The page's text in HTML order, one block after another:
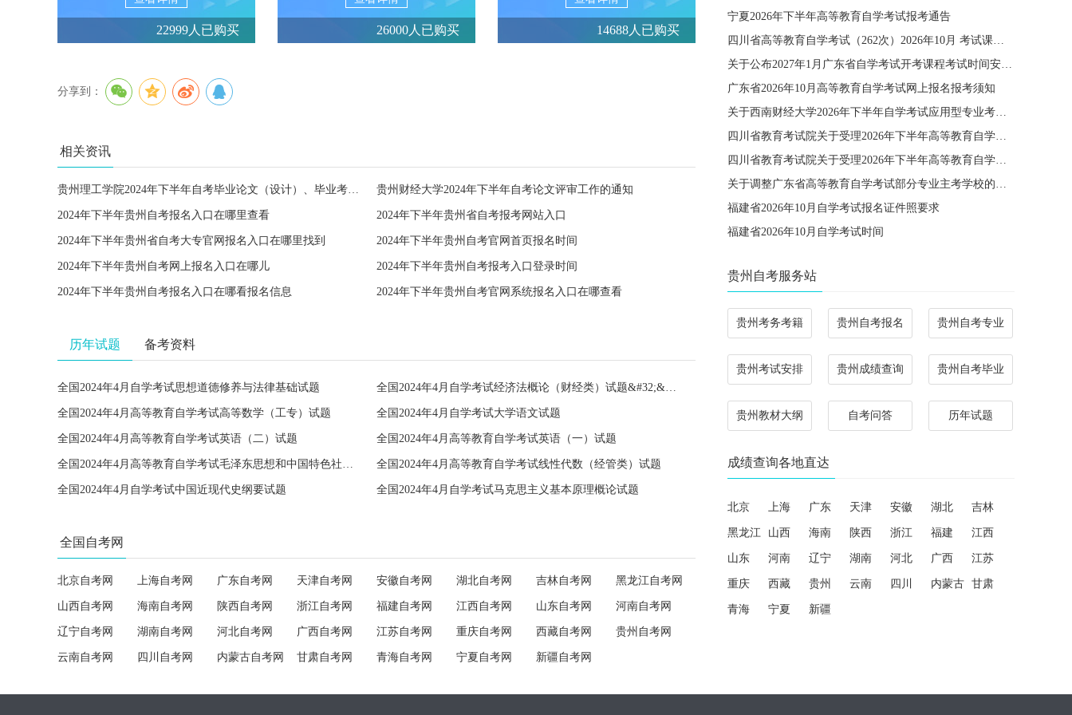
22999人已购买 26000人已购买 14688人已购买
分享到：
相关资讯
贵州理工学院2024年下半年自考毕业论文（设计）、毕业考核报名及资格审核等相关事宜的通知 贵州财经大学2024年下半年自考论文评审工作的通知
2024年下半年贵州自考报名入口在哪里查看 2024年下半年贵州省自考报考网站入口
2024年下半年贵州省自考大专官网报名入口在哪里找到 2024年下半年贵州自考官网首页报名时间
2024年下半年贵州自考网上报名入口在哪儿 2024年下半年贵州自考报考入口登录时间
2024年下半年贵州自考报名入口在哪看报名信息 2024年下半年贵州自考官网系统报名入口在哪查看
历年试题 备考资料
全国2024年4月自学考试思想道德修养与法律基础试题 全国2024年4月自学考试经济法概论（财经类）试题&#32;&#32;
全国2024年4月高等教育自学考试高等数学（工专）试题 全国2024年4月自学考试大学语文试题
全国2024年4月高等教育自学考试英语（二）试题 全国2024年4月高等教育自学考试英语（一）试题
全国2024年4月高等教育自学考试毛泽东思想和中国特色社会主义理论体系概论试题 全国2024年4月高等教育自学考试线性代数（经管类）试题
全国2024年4月自学考试中国近现代史纲要试题 全国2024年4月自学考试马克思主义基本原理概论试题
全国自考网
北京自考网 上海自考网 广东自考网 天津自考网 安徽自考网 湖北自考网 吉林自考网 黑龙江自考网
山西自考网 海南自考网 陕西自考网 浙江自考网 福建自考网 江西自考网 山东自考网 河南自考网
辽宁自考网 湖南自考网 河北自考网 广西自考网 江苏自考网 重庆自考网 西藏自考网 贵州自考网
云南自考网 四川自考网 内蒙古自考网 甘肃自考网 青海自考网 宁夏自考网 新疆自考网
宁夏2026年下半年高等教育自学考试报考通告
四川省高等教育自学考试（262次）2026年10月 考试课程简表
关于公布2027年1月广东省自学考试开考课程考试时间安排和使用教材的通知
广东省2026年10月高等教育自学考试网上报名报考须知
关于西南财经大学2026年下半年自学考试应用型专业考籍更改办理的通知
四川省教育考试院关于受理2026年下半年高等教育自学考试省际转考申请的通告
四川省教育考试院关于受理2026年下半年高等教育自学考试考籍更改申请的通告
关于调整广东省高等教育自学考试部分专业主考学校的通知
福建省2026年10月自学考试报名证件照要求
福建省2026年10月自学考试时间
贵州自考服务站
贵州考务考籍 贵州自考报名 贵州自考专业
贵州考试安排 贵州成绩查询 贵州自考毕业
贵州教材大纲 自考问答 历年试题
成绩查询各地直达
北京 上海 广东 天津 安徽 湖北 吉林
黑龙江 山西 海南 陕西 浙江 福建 江西
山东 河南 辽宁 湖南 河北 广西 江苏
重庆 西藏 贵州 云南 四川 内蒙古 甘肃
青海 宁夏 新疆